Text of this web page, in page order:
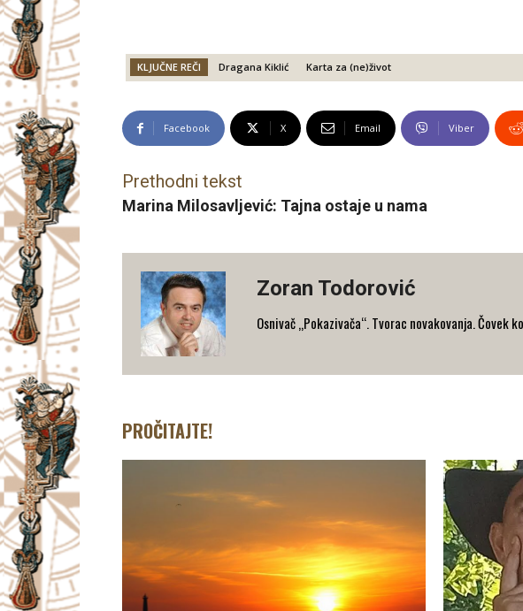
KLJUČNE REČI Dragana Kiklić Karta za (ne)život
Facebook X Email Viber
Prethodni tekst
Marina Milosavljević: Tajna ostaje u nama
Zoran Todorović
Osnivač „Pokazivača“. Tvorac novakovanja.
PROČITAJTE!